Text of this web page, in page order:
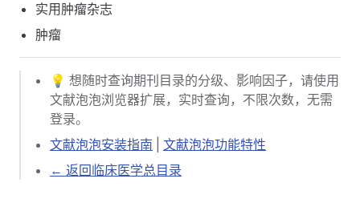
实用肿瘤杂志
肿瘤
💡 想随时查询期刊目录的分级、影响因子，请使用
文献泡泡浏览器扩展，实时查询，不限次数，无需
登录。
文献泡泡安装指南
文献泡泡功能特性
← 返回临床医学总目录